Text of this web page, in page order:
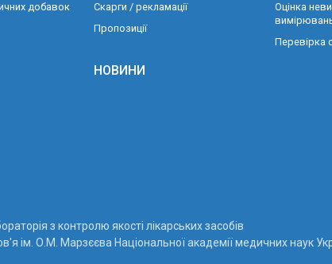
добавок
Скарги / рекламації
Пропозиції
НОВИНИ
Оцінка
Перевірка
з контролю якості лікарських засобів
ім. О.М. Марзєєва Національної академії медичних наук